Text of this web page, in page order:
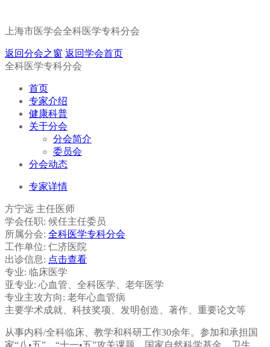
上海市医学会全科医学专科分会
返回分会之窗 返回学会首页
全科医学专科分会
首页
专家介绍
健康科普
关于分会
分会简介
委员会
分会动态
专家详情
方宁远 主任医师
学会任职: 候任主任委员
所属分会: 全科医学专科分会
工作单位: 仁济医院
出诊信息: 点击查看
专业: 临床医学
亚专业: 心血管、全科医学、老年医学
专业主攻方向: 老年心血管病
主要学术成就、科技奖项、发明创造、著作、重要论文等
从事内科/全科临床、教学和科研工作30余年。参加和承担国
家“八•五”、“十一•五”攻关课题、国家自然科学基金、卫生